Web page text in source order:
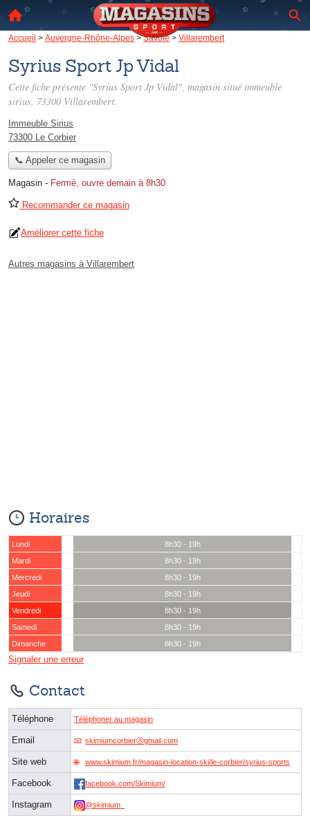
Accueil > Auvergne-Rhône-Alpes >Savoie> Villarembert
Syrius Sport Jp Vidal
Cette fiche présente "Syrius Sport Jp Vidal", magasin situé immeuble
sirius, 73300 Villarembert.
Immeuble Sirius
73300 Le Corbier
📞 Appeler ce magasin
Magasin - Fermé, ouvre demain à 8h30
Recommander ce magasin
Améliorer cette fiche
Autres magasins à Villarembert
Horaires
Lundi
8h30 - 19h
Mardi
8h30 - 19h
Mercredi
8h30 - 19h
Jeudi
8h30 - 19h
Vendredi
8h30 - 19h
Samedi
8h30 - 19h
Dimanche
8h30 - 19h
Signaler une erreur
Contact
Téléphone Téléphoner au magasin
Email skimiumcorbierⓐgmail.com
Site web www.skimium.fr/magasin-location-ski/le-corbier/syrius-sports
Facebook facebook.com/Skimium/
Instagram @skimium_